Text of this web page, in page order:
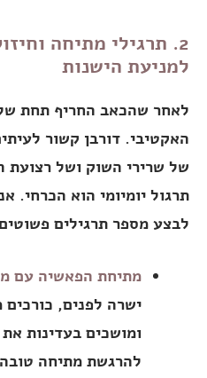
2. תרגילי מתיחה
למניעת הישנות
לאחר שהכאב החריף תחת
האקטיבי. דורבן קשור
של שרירי השוק ושל
תרגול יומיומי הוא הכרחי.
לבצע מספר תרגילים
מתיחת הפאשיה עם
ישרה לפנים,
ומושכים בעדינות
להרגשת מתיחה